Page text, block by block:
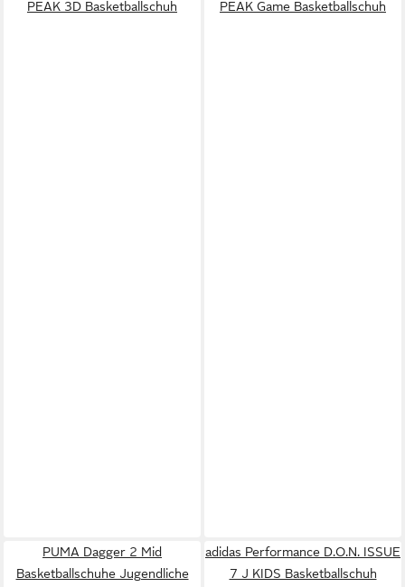
PEAK 3D Basketballschuh PEAK Game Basketballschuh
PUMA Dagger 2 Mid
Basketballschuhe Jugendliche
adidas Performance D.O.N. ISSUE
7 J KIDS Basketballschuh